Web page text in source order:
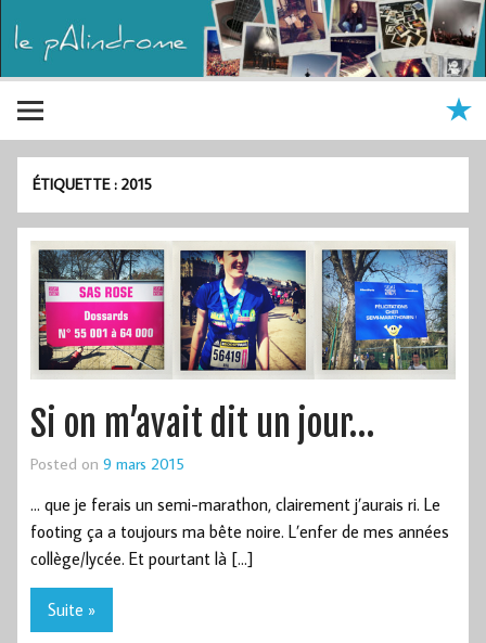
ÉTIQUETTE :2015
Si on m’avait dit un jour…
Posted on 9 mars 2015
… que je ferais un semi-marathon, clairement j’aurais ri. Le
footing ça a toujours ma bête noire. L’enfer de mes années
collège/lycée. Et pourtant là […]
Suite »